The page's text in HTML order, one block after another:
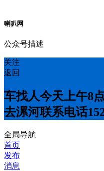
喇叭网
公众号描述
关注
返回
车找人今天上午8
去漯河联系电话
全局导航
首页
发布
消息